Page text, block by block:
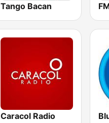
Tango Bacan
Caracol Radio